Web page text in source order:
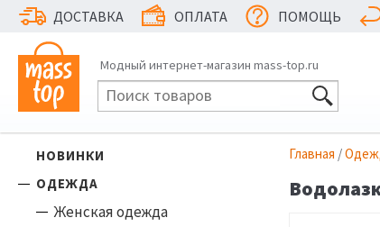
ДОСТАВКА ОПЛАТА ПОМОЩЬ
Модный интернет-магазин mass-top.ru
НОВИНКИ
ОДЕЖДА
Женская одежда
Главная /